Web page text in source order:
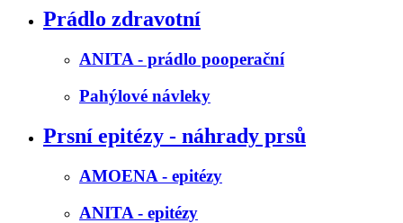
Prádlo zdravotní
ANITA - prádlo pooperační
Pahýlové návleky
Prsní epitézy - náhrady prsů
AMOENA - epitézy
ANITA - epitézy